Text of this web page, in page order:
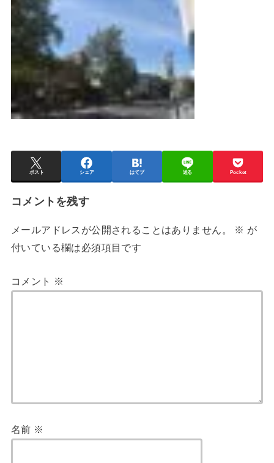
ポスト シェア はてブ 送る Pocket
コメントを残す
メールアドレスが公開されることはありません。 ※ が
付いている欄は必須項目です
コメント ※
名前 ※